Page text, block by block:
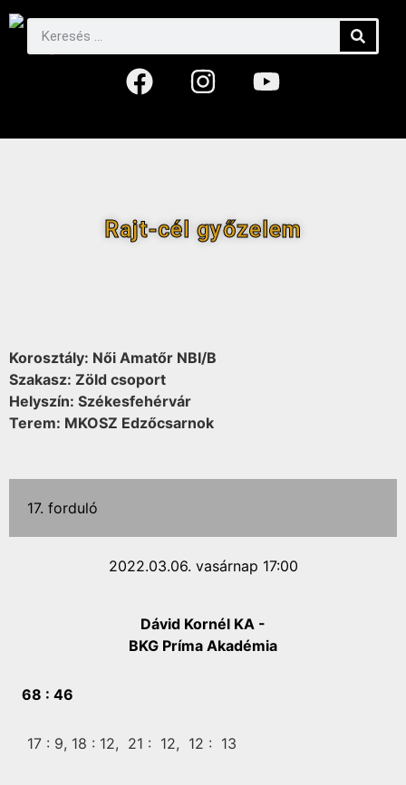
Rajt-cél győzelem
Korosztály: Női Amatőr NBI/B
Szakasz: Zöld csoport
Helyszín: Székesfehérvár
Terem: MKOSZ Edzőcsarnok
17. forduló
2022.03.06. vasárnap 17:00
Dávid Kornél KA -
BKG Príma Akadémia
68 : 46
17 : 9, 18 : 12, 21 : 12, 12 : 13